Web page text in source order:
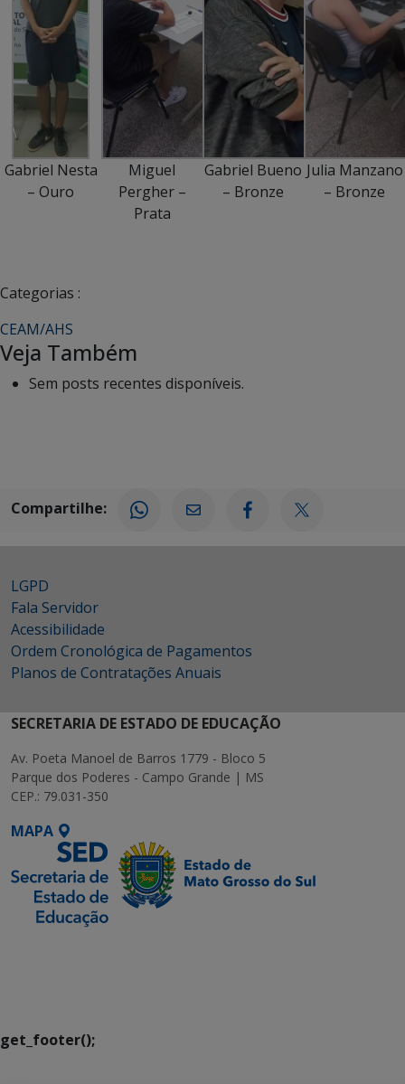
Gabriel Nesta
– Ouro
Miguel
Pergher –
Prata
Gabriel Bueno
– Bronze
Julia Manzano
– Bronze
Categorias :
CEAM/AHS
Veja Também
Sem posts recentes disponíveis.
Compartilhe:
LGPD
Fala Servidor
Acessibilidade
Ordem Cronológica de Pagamentos
Planos de Contratações Anuais
SECRETARIA DE ESTADO DE EDUCAÇÃO
Av. Poeta Manoel de Barros 1779 - Bloco 5
Parque dos Poderes - Campo Grande | MS
CEP.: 79.031-350
MAPA
get_footer();